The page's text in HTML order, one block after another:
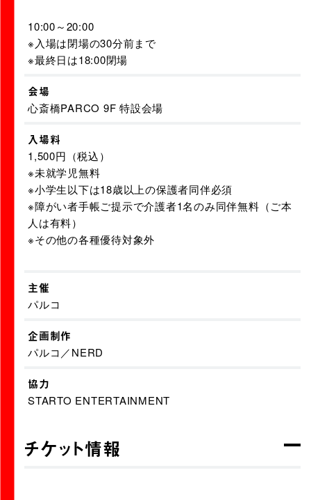
10:00～20:00
※入場は閉場の30分前まで
※最終日は18:00閉場
会場
心斎橋PARCO 9F 特設会場
入場料
1,500円（税込）
※未就学児無料
※小学生以下は18歳以上の保護者同伴必須
※障がい者手帳ご提示で介護者1名のみ同伴無料（ご本
人は有料）
※その他の各種優待対象外
主催
パルコ
企画制作
パルコ／NERD
協力
STARTO ENTERTAINMENT
チケット情報